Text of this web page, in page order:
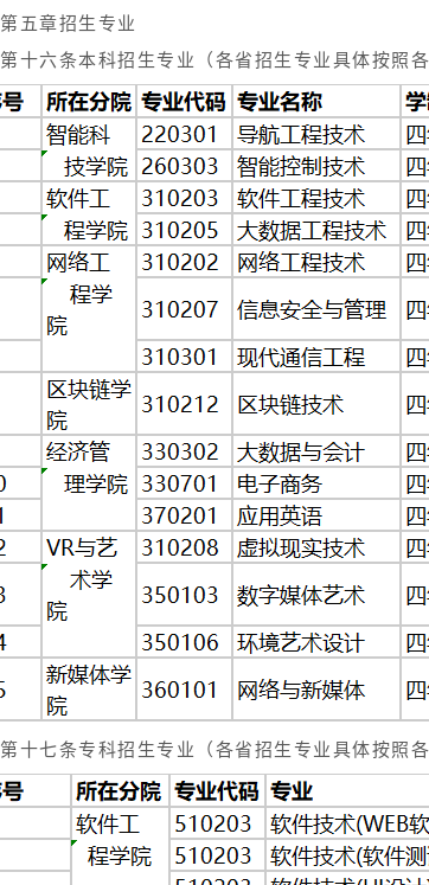
第五章招生专业
第十六条本科招生专业（各省招生专业具体按照
第十七条专科招生专业（各省招生专业具体按照